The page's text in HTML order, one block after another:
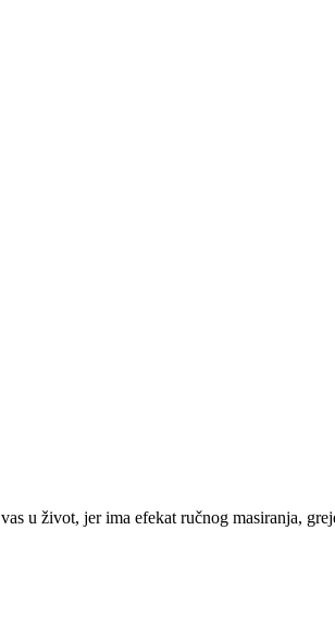
u život, jer ima efekat ručnog masiranja,